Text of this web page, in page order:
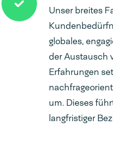
Unser breites
globales,
der Austausch
Erfahrungen
um. Dieses
langfristiger